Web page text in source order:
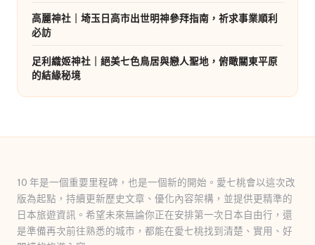
高麗神社｜埼玉日高市出世明神參拜指南，祈求事業順利
必訪
足利織姬神社｜絕美七色鳥居與戀人聖地，俯瞰關東平原
的結緣秘境
10 年是一個重要里程碑，也是一個新的開始。愛七桃會以這次改
版為起點，持續更新歷史文章、優化內容架構，並提供更精準的
日本旅遊資訊。希望未來無論你正在安排第一次日本自由行，還
是準備再次前往熟悉的城市，都能在愛七桃找到清楚、實用、好